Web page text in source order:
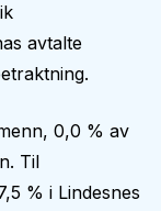
avtalte
0,0 % av
Til
% i Lindesnes